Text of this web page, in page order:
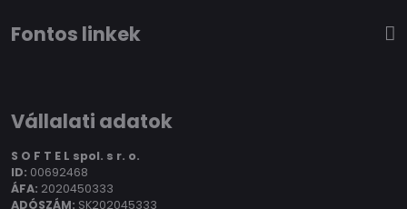
Fontos linkek
Vállalati adatok
S O F T E L spol. s r. o.
ID: 00692468
ÁFA: 2020450333
ADÓSZÁM: SK202045333